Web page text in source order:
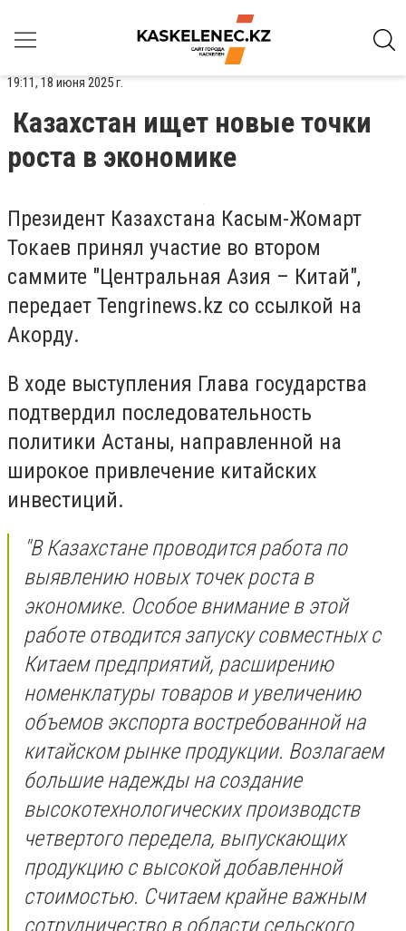
19:11, 18 июня 2025 г.
Казахстан ищет новые точки
роста в экономике
Президент Казахстана Касым-Жомарт
Токаев принял участие во втором
саммите "Центральная Азия – Китай",
передает Tengrinews.kz со ссылкой на
Акорду.
В ходе выступления Глава государства
подтвердил последовательность
политики Астаны, направленной на
широкое привлечение китайских
инвестиций.
"В Казахстане проводится работа по
выявлению новых точек роста в
экономике. Особое внимание в этой
работе отводится запуску совместных с
Китаем предприятий, расширению
номенклатуры товаров и увеличению
объемов экспорта востребованной на
китайском рынке продукции. Возлагаем
большие надежды на создание
высокотехнологических производств
четвертого передела, выпускающих
продукцию с высокой добавленной
стоимостью. Считаем крайне важным
сотрудничество в области сельского